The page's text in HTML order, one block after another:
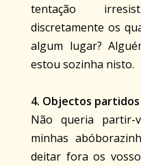
tentação
discretamente os
algum lugar?
estou sozinha nisto.
4. Objectos partidos
Não queria partir-
minhas
deitar fora os